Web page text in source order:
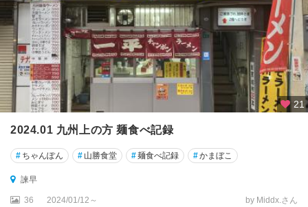
21
2024.01 九州上の方 麺食べ記録
# ちゃんぽん # 山勝食堂 #麺食べ記録 #かまぼこ
諫早
36 2024/01/12～ by Middx.さん